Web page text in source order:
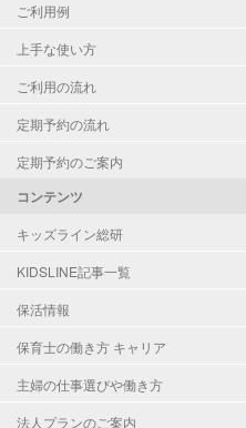
ご利用例
上手な使い方
ご利用の流れ
定期予約の流れ
定期予約のご案内
コンテンツ
キッズライン総研
KIDSLINE記事一覧
保活情報
保育士の働き方 キャリア
主婦の仕事選びや働き方
法人プランのご案内